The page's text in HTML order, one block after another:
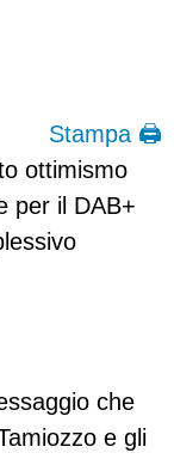
Stampa 🖨
ottimismo
per il DAB+
che
e gli